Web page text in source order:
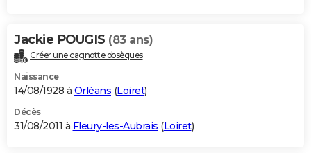
Jackie POUGIS (83 ans)
Créer une cagnotte obsèques
Naissance
14/08/1928 à Orléans (Loiret)
Décès
31/08/2011 à Fleury-les-Aubrais (Loiret)